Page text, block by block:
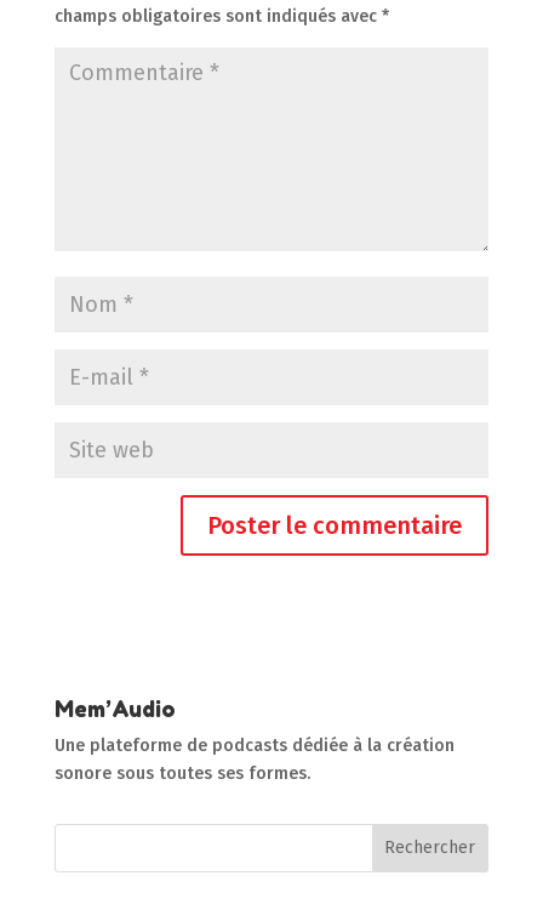
champs obligatoires sont indiqués avec *
Mem’Audio
Une plateforme de podcasts dédiée à la création
sonore sous toutes ses formes.